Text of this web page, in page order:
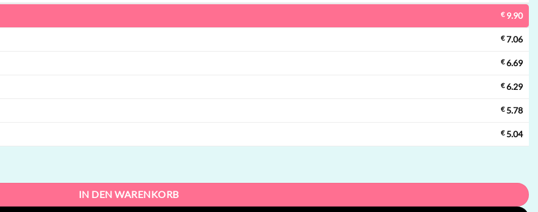
€9.90
€7.06
€6.69
€6.29
€5.78
€5.04
Vape im Großhandel Menge
IN DEN WARENKORB